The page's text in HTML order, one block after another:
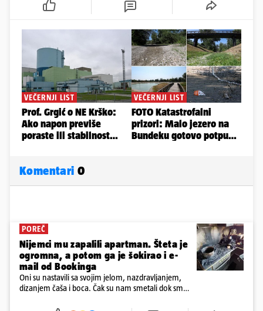
Komentari 0
POREČ
Nijemci mu zapalili apartman. Šteta je
ogromna, a potom ga je šokirao i e-
mail od Bookinga
Oni su nastavili sa svojim jelom, nazdravljanjem,
dizanjem čaša i boca. Čak su nam smetali dok smo
požar, rekao je vlasnik